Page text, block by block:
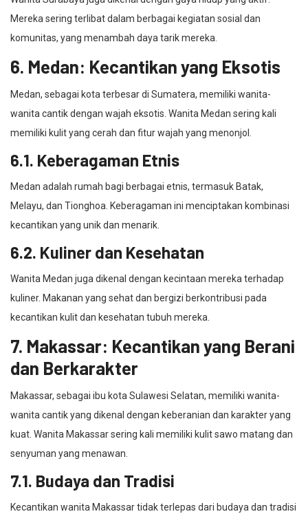
Mereka sering terlibat dalam berbagai kegiatan sosial dan
komunitas, yang menambah daya tarik mereka.
6. Medan: Kecantikan yang Eksotis
Medan, sebagai kota terbesar di Sumatera, memiliki wanita-
wanita cantik dengan wajah eksotis. Wanita Medan sering kali
memiliki kulit yang cerah dan fitur wajah yang menonjol.
6.1. Keberagaman Etnis
Medan adalah rumah bagi berbagai etnis, termasuk Batak,
Melayu, dan Tionghoa. Keberagaman ini menciptakan kombinasi
kecantikan yang unik dan menarik.
6.2. Kuliner dan Kesehatan
Wanita Medan juga dikenal dengan kecintaan mereka terhadap
kuliner. Makanan yang sehat dan bergizi berkontribusi pada
kecantikan kulit dan kesehatan tubuh mereka.
7. Makassar: Kecantikan yang Berani
dan Berkarakter
Makassar, sebagai ibu kota Sulawesi Selatan, memiliki wanita-
wanita cantik yang dikenal dengan keberanian dan karakter yang
kuat. Wanita Makassar sering kali memiliki kulit sawo matang dan
senyuman yang menawan.
7.1. Budaya dan Tradisi
Kecantikan wanita Makassar tidak terlepas dari budaya dan tradisi